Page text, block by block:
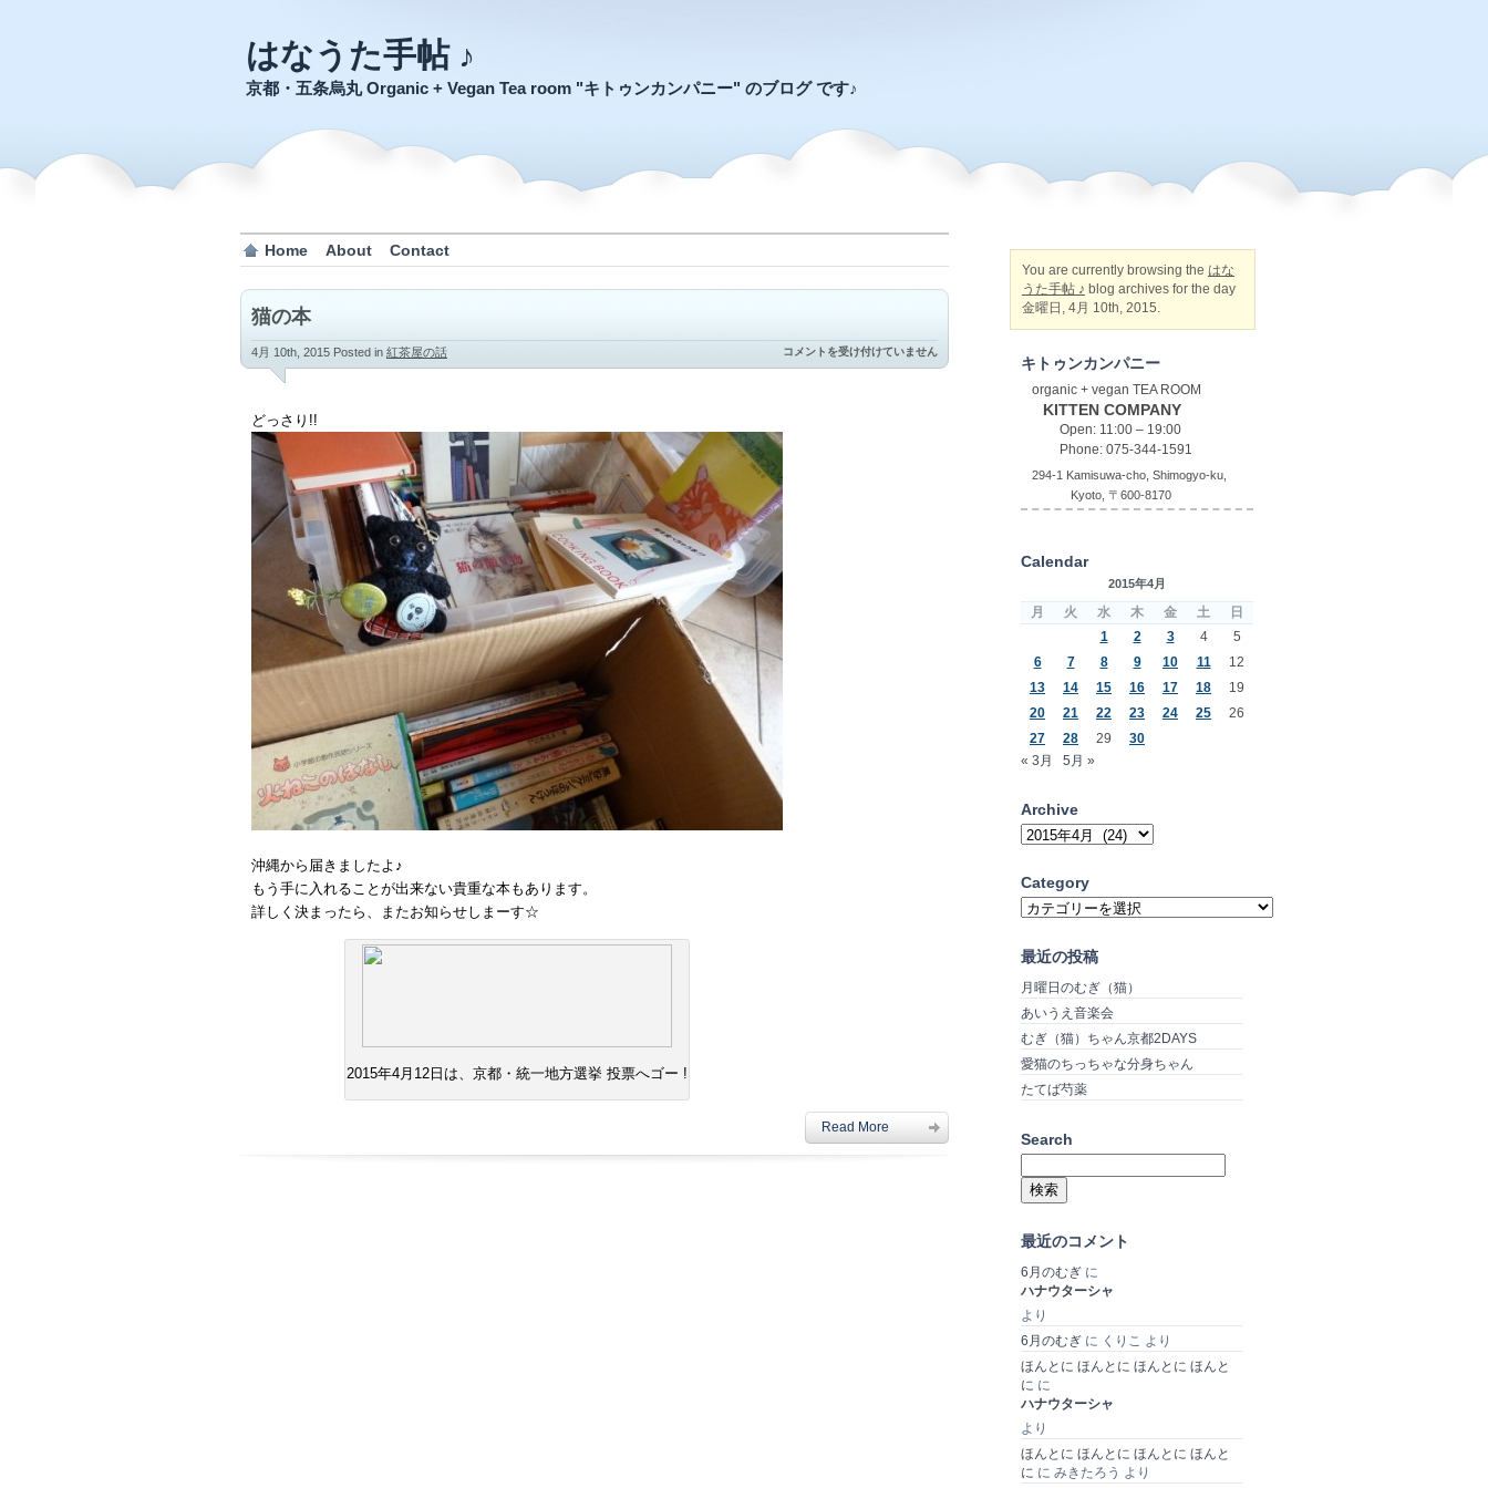
はなうた手帖 ♪
京都・五条烏丸 Organic + Vegan Tea room "キトゥンカンパニー" のブログ です♪
Home About Contact
猫の本
4月 10th, 2015 Posted in 紅茶屋の話
猫
の
コメントを受け付けていません
どっさり!!
沖縄から届きましたよ♪
もう手に入れることが出来ない貴重な本もあります。
詳しく決まったら、またお知らせしまーす☆
2015年4月12日は、京都・統一地方選挙 投票へゴー !
Read More
You are currently browsing the はな
うた手帖 ♪ blog archives for the day
金曜日, 4月 10th, 2015.
キトゥンカンパニー
organic + vegan TEA ROOM
KITTEN COMPANY
Open: 11:00 – 19:00
Phone: 075-344-1591
294-1 Kamisuwa-cho, Shimogyo-ku,
Kyoto, 〒600-8170
Calendar
2015年4月
月 火 水 木 金 土
日
1
2 3 4
5
6
7 8 9 10 11
12
13
14 15 16 17 18
19
20
21 22 23 24 25
26
27
28 29
30
« 3月
5月 »
Archive
Archive
Category
Category
最近の投稿
月曜日のむぎ（猫）
あいうえ音楽会
むぎ（猫）ちゃん京都2DAYS
愛猫のちっちゃな分身ちゃん
たてば芍薬
Search
索:
最近のコメント
6月のむぎ に
ハナウターシャ
より
6月のむぎ に くりこ より
ほんとに ほんとに ほんとに ほんと
に に
ハナウターシャ
より
ほんとに ほんとに ほんとに ほんと
に に みきたろう より